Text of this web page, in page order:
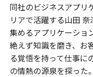
同社のビジネスアプリ
リアで活躍する山田
集めるアプリケーショ
絶えず知識を磨き、お
る覚悟を持って仕事に
の情熱の源泉を探った。